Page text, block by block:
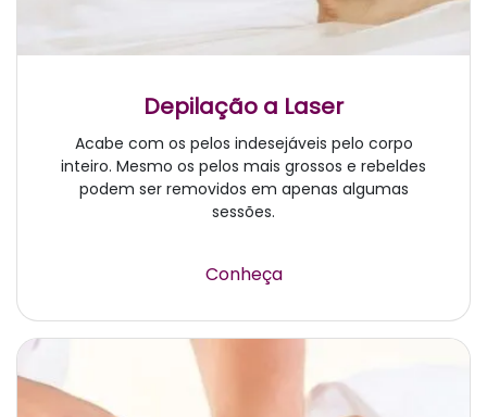
Depilação a Laser
Acabe com os pelos indesejáveis pelo corpo
inteiro. Mesmo os pelos mais grossos e rebeldes
podem ser removidos em apenas algumas
sessões.
Conheça